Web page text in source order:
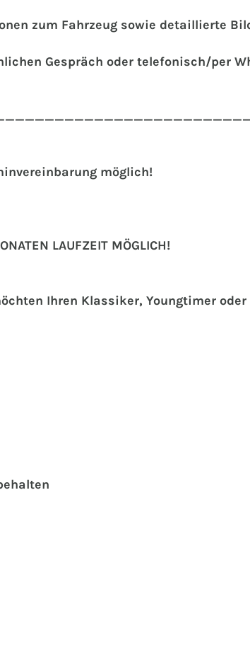
zum Fahrzeug sowie detaillierte
Gespräch oder telefonisch/per
möglich!
LAUFZEIT MÖGLICH!
Ihren Klassiker, Youngtimer